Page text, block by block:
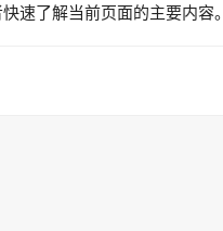
速了解当前页面的主要内容。